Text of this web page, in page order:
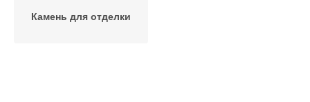
Камень для отделки